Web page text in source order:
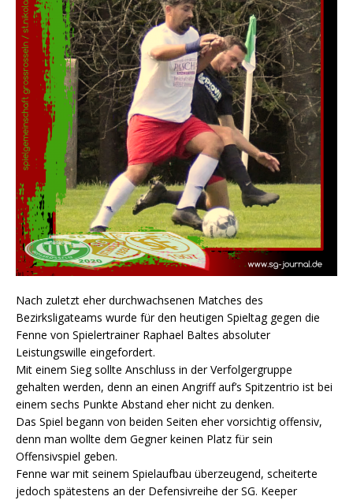
Nach zuletzt eher durchwachsenen Matches des
Bezirksligateams wurde für den heutigen Spieltag gegen die
Fenne von Spielertrainer Raphael Baltes absoluter
Leistungswille eingefordert.
Mit einem Sieg sollte Anschluss in der Verfolgergruppe
gehalten werden, denn an einen Angriff auf’s Spitzentrio ist bei
einem sechs Punkte Abstand eher nicht zu denken.
Das Spiel begann von beiden Seiten eher vorsichtig offensiv,
denn man wollte dem Gegner keinen Platz für sein
Offensivspiel geben.
Fenne war mit seinem Spielaufbau überzeugend, scheiterte
jedoch spätestens an der Defensivreihe der SG. Keeper